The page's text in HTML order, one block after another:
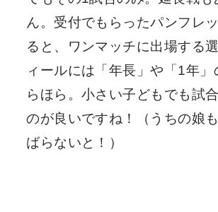
ん。受付でもらったパンフレ
ると、ワンマッチに出場する
ィールには「年長」や「1年」
らほら。小さい子どもでも試
のが良いですね！（うちの娘
ばらないと！）